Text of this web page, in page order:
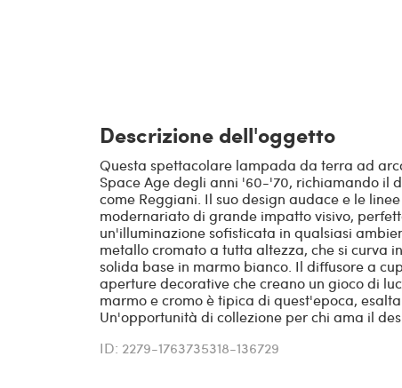
Descrizione dell'oggetto
Questa spettacolare lampada da terra ad
Space Age degli anni '60-'70, richiamando il
come Reggiani. Il suo design audace e le
modernariato di grande impatto visivo,
un'illuminazione sofisticata in qualsiasi
metallo cromato a tutta altezza, che si curva
solida base in marmo bianco. Il diffusore a
aperture decorative che creano un gioco di
marmo e cromo è tipica di quest'epoca,
Un'opportunità di collezione per chi ama il
ID: 2279-1763735318-136729